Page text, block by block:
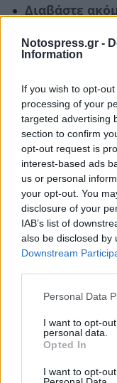
Notospress.gr -
Information
If you wish to opt-
processing of your
targeted advertising
section to confirm
opt-out request is
interest-based ads
us or personal
your opt-out. You
disclosure of your
IAB’s list of
also be disclosed by
Downstream
Personal Data
I want to opt-
personal data.
Opted In
I want to opt-
Διαβάστε
τον
O δημόσιος
προκάλεσε τη
επιθέσεις της
Το επεισόδιο
της
βρισκόταν με
φορομπηχτικής
Πηγή:
Ακολουθήστε το
ΣΑΝ ΣΗΜΕΡΑ
ΧΑΡΙΛΑΟΣ
ΘΕΟΔΩΡΟΣ